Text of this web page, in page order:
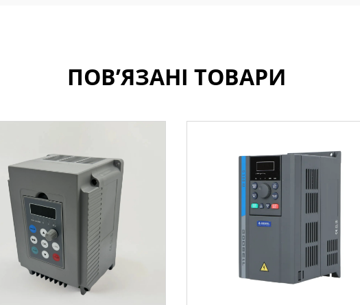
ПОВ’ЯЗАНІ ТОВАРИ